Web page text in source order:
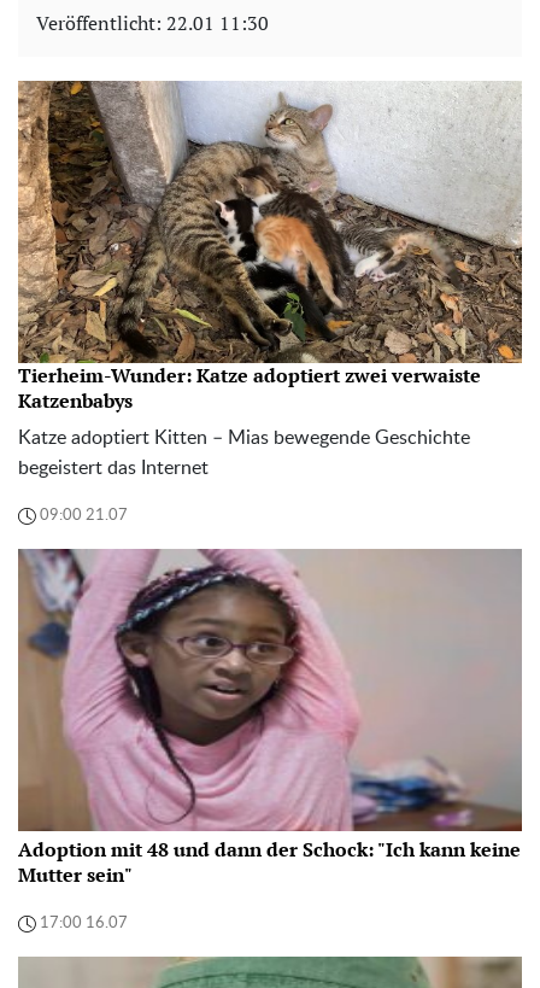
Veröffentlicht: 22.01 11:30
Tierheim-Wunder: Katze adoptiert zwei verwaiste
Katzenbabys
Katze adoptiert Kitten – Mias bewegende Geschichte
begeistert das Internet
09:00 21.07
Adoption mit 48 und dann der Schock: "Ich kann keine
Mutter sein"
17:00 16.07